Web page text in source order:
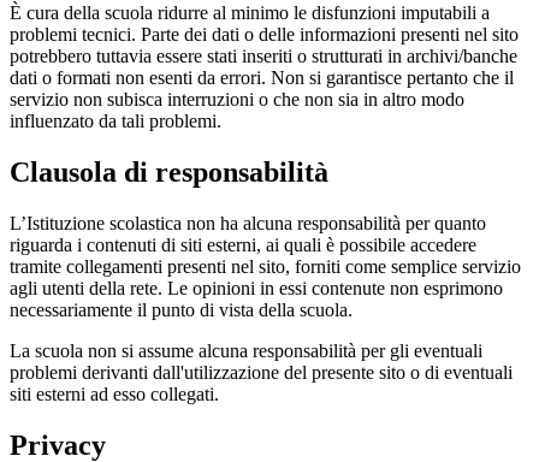
È cura della scuola ridurre al minimo le disfunzioni imputabili a
problemi tecnici. Parte dei dati o delle informazioni presenti nel sito
potrebbero tuttavia essere stati inseriti o strutturati in archivi/banche
dati o formati non esenti da errori. Non si garantisce pertanto che il
servizio non subisca interruzioni o che non sia in altro modo
influenzato da tali problemi.
Clausola di responsabilità
L’Istituzione scolastica non ha alcuna responsabilità per quanto
riguarda i contenuti di siti esterni, ai quali è possibile accedere
tramite collegamenti presenti nel sito, forniti come semplice servizio
agli utenti della rete. Le opinioni in essi contenute non esprimono
necessariamente il punto di vista della scuola.
La scuola non si assume alcuna responsabilità per gli eventuali
problemi derivanti dall'utilizzazione del presente sito o di eventuali
siti esterni ad esso collegati.
Privacy